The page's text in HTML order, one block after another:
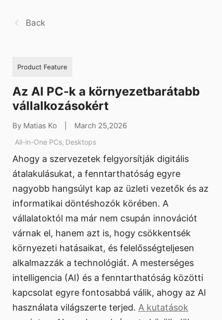
Back
Product Feature
Az AI PC-k a környezetbarátabb
vállalkozásokért
By Matias Ko March 25,2026
All-in-One PCs, Desktops
Ahogy a szervezetek felgyorsítják digitális
átalakulásukat, a fenntarthatóság egyre
nagyobb hangsúlyt kap az üzleti vezetők és az
informatikai döntéshozók körében. A
vállalatoktól ma már nem csupán innovációt
várnak el, hanem azt is, hogy csökkentsék
környezeti hatásaikat, és felelősségteljesen
alkalmazzák a technológiát. A mesterséges
intelligencia (AI) és a fenntarthatóság közötti
kapcsolat egyre fontosabbá válik, ahogy az AI
használata világszerte terjed. A kutatások